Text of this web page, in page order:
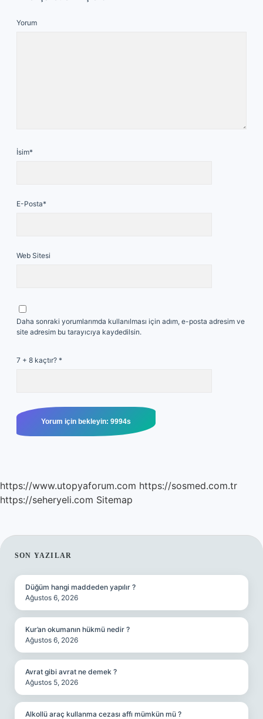
Yorum
İsim*
E-Posta*
Web Sitesi
Daha sonraki yorumlarımda kullanılması için adım, e-posta adresim ve
site adresim bu tarayıcıya kaydedilsin.
7 + 8 kaçtır? *
https://www.utopyaforum.com https://sosmed.com.tr
https://seheryeli.com Sitemap
SIDEBAR
SON YAZILAR
Düğüm hangi maddeden yapılır ?
Ağustos 6, 2026
Kur’an okumanın hükmü nedir ?
Ağustos 6, 2026
Avrat gibi avrat ne demek ?
Ağustos 5, 2026
Alkollü araç kullanma cezası affı mümkün mü ?